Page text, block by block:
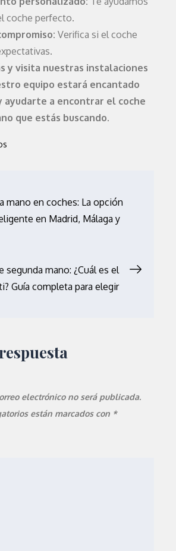
coche perfecto.
Verifica si el coche
y visita nuestras instalaciones
equipo estará encantado
ayudarte a encontrar el coche
que estás buscando.
mano en coches: La opción
en Madrid, Málaga y
segunda mano: ¿Cuál es el
Guía completa para elegir
electrónico no será publicada.
están marcados con *